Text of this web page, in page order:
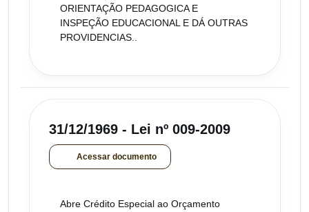
ORIENTAÇÃO PEDAGOGICA E
INSPEÇÃO EDUCACIONAL E DÁ OUTRAS
PROVIDENCIAS..
31/12/1969 - Lei nº 009-2009
Acessar documento
Abre Crédito Especial ao Orçamento